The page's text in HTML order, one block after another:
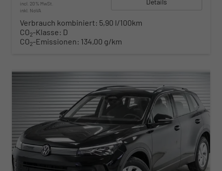
incl. 20% MwSt.
inkl. NoVA
Verbrauch kombiniert: 5,90 l/100km
CO2-Klasse: D
CO2-Emissionen: 134,00 g/km